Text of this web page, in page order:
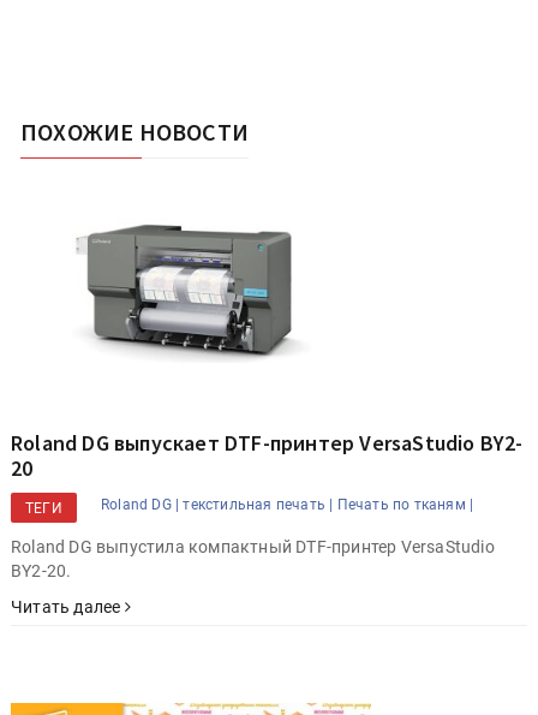
ПОХОЖИЕ НОВОСТИ
Roland DG выпускает DTF-принтер VersaStudio BY2-
20
ТЕГИ Roland DG | текстильная печать | Печать по тканям |
Roland DG выпустила компактный DTF-принтер VersaStudio
BY2-20.
Читать далее